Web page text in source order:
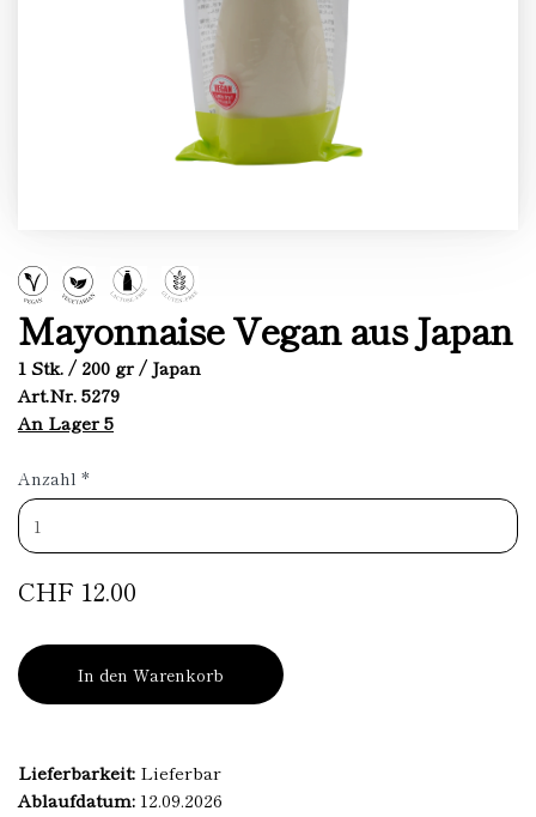
Mayonnaise Vegan aus Japan
1 Stk. / 200 gr / Japan
Art.Nr. 5279
An Lager 5
Anzahl *
CHF 12.00
In den Warenkorb
Lieferbarkeit: Lieferbar
Ablaufdatum: 12.09.2026